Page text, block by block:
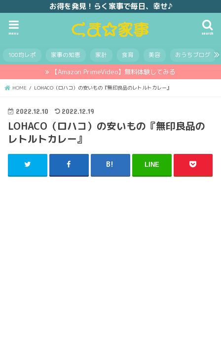
お得を発見！らく家事で毎日、幸せ♪
search
menu
100均レポ 家事の知恵 家計 食育 美容 おうちブログ
【Amazon PrimeVideo】無料体験してみる
HOME LOHACO（ロハコ）の安いもの『無印良品のレトルトカレー』
2022.12.10 2022.12.19
LOHACO（ロハコ）の安いもの『無印良品の
レトルトカレー』
LINE